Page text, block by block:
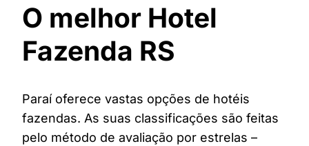
O melhor Hotel
Fazenda RS
Paraí oferece vastas opções de hotéis
fazendas. As suas classificações são feitas
pelo método de avaliação por estrelas –